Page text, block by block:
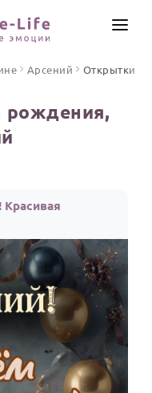
Арсений Открытки
рождения,